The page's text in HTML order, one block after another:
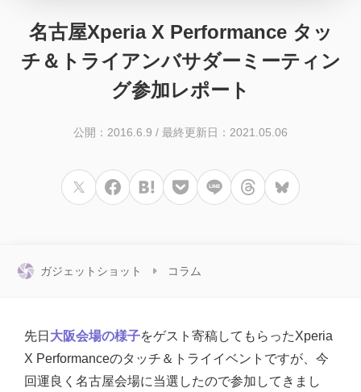
名古屋Xperia X Performance タッ
チ＆トライアンバサダーミーティン
グ参加レポート
公開：2016.6.9 / 最終更新日：2021.05.06
ガジェットショット コラム
先日 大阪会場の様子をゲスト寄稿してもらったXperia
X Performanceのタッチ＆トライイベントですが、今
回運良く名古屋会場に当選したので参加してきまし